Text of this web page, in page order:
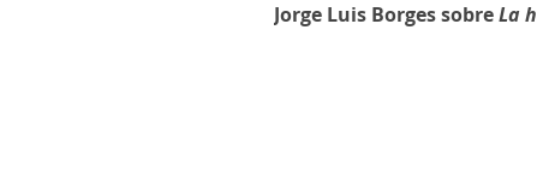
Jorge Luis Borges sobreLa